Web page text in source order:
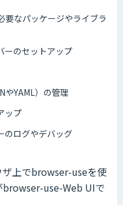
なパッケージやライブラ
ーのセットアップ
やYAML）の管理
ップ
のログやデバッグ
ザ上でbrowser-useを使
browser-use-Web UIで